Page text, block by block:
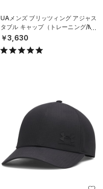
UAメンズ ブリッツィング アジャス
タブル キャップ（トレーニング/ME
N）
￥3,630